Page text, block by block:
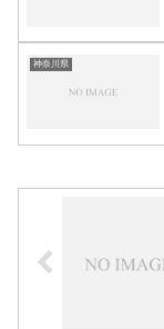
神奈川県